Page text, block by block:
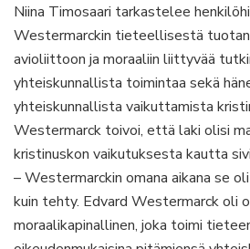
Niina Timosaari tarkastelee
Westermarckin tieteellisestä
avioliittoon ja moraaliin liittyvää
yhteiskunnallista toimintaa sekä
yhteiskunnallista vaikuttamista
Westermarck toivoi, että laki olisi
kristinuskon vaikutuksesta kautta
– Westermarckin omana aikana se
kuin tehty. Edvard Westermarck oli
moraalikapinallinen, joka toimi